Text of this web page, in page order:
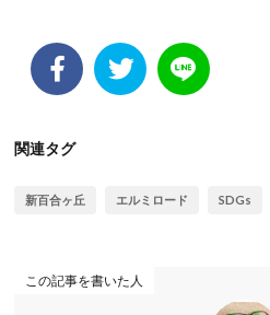
関連タグ
新百合ヶ丘 エルミロード SDGs
この記事を書いた人